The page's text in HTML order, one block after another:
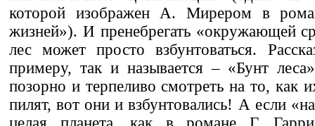
которой изображен А. Мирером в
жизней»). И пренебрегать «окружающей
лес может просто взбунтоваться.
примеру, так и называется – «Бунт
позорно и терпеливо смотреть на то, как
пилят, вот они и взбунтовались! А если